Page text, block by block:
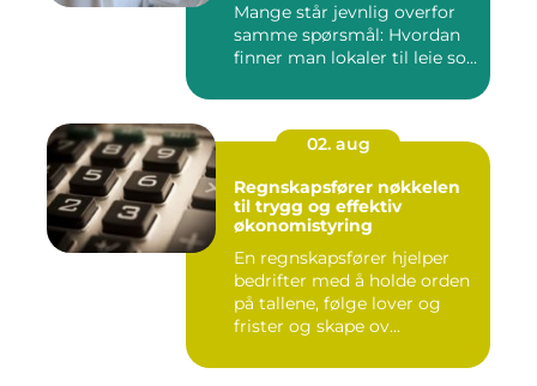
Mange står jevnlig overfor
samme spørsmål: Hvordan
finner man lokaler til leie so...
02. aug
Regnskapsfører nøkkelen
til trygg og effektiv
økonomistyring
En regnskapsfører hjelper
bedrifter med å holde orden
på tallene, følge lover og
frister og skape ov...